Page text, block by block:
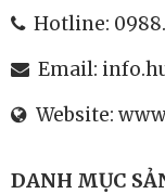
Hotline:
Email:
Website:
DANH MỤC